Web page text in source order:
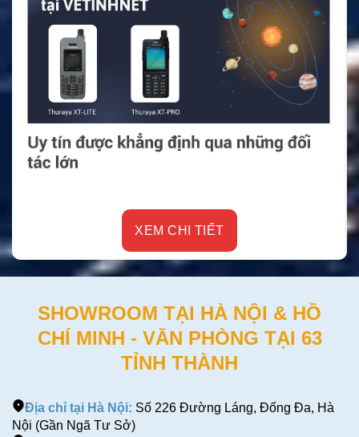
XEM CHI TIẾT
SHOWROOM TẠI HÀ NỘI & HỒ
CHÍ MINH - VĂN PHÒNG TẠI 63
TỈNH THÀNH
Địa chỉ tại Hà Nội: Số 226 Đường Láng, Đống Đa, Hà
Nội (Gần Ngã Tư Sở)